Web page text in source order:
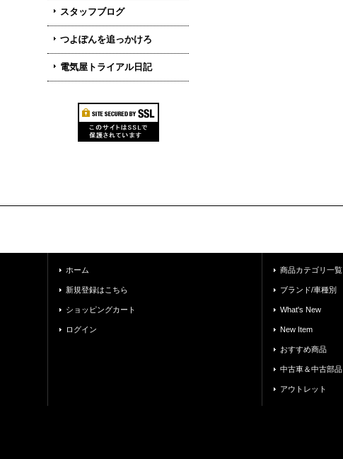
スタッフブログ
つよぽんを追っかけろ
電気屋トライアル日記
ホーム
新規登録はこちら
ショッピングカート
ログイン
商品カテゴリ一覧
ブランド/車種別
What's New
New Item
おすすめ商品
中古車＆中古部品
アウトレット